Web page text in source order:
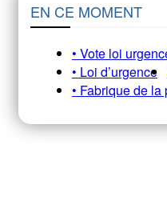
EN CE MOMENT
• Vote loi
• Loi d’urgence
• Fabrique de la